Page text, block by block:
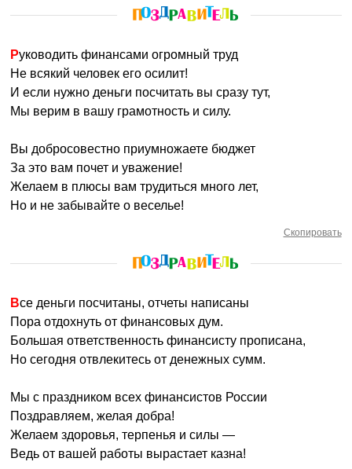
Руководить финансами огромный труд
Не всякий человек его осилит!
И если нужно деньги посчитать вы сразу тут,
Мы верим в вашу грамотность и силу.
Вы добросовестно приумножаете бюджет
За это вам почет и уважение!
Желаем в плюсы вам трудиться много лет,
Но и не забывайте о веселье!
Скопировать
Все деньги посчитаны, отчеты написаны
Пора отдохнуть от финансовых дум.
Большая ответственность финансисту прописана,
Но сегодня отвлекитесь от денежных сумм.
Мы с праздником всех финансистов России
Поздравляем, желая добра!
Желаем здоровья, терпенья и силы —
Ведь от вашей работы вырастает казна!